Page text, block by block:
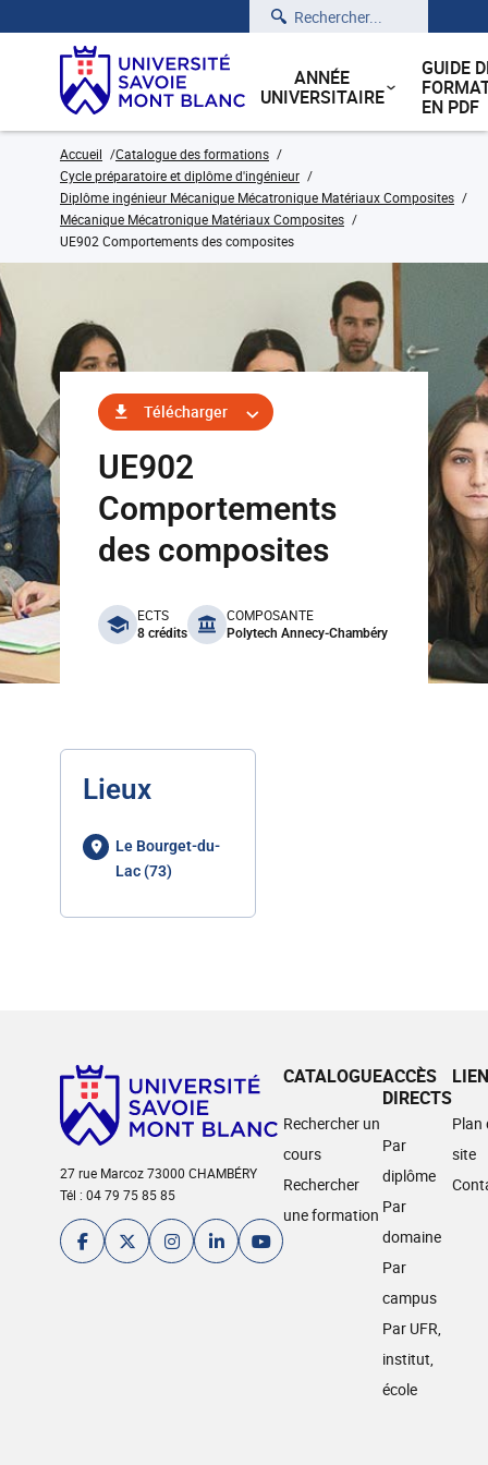
Rechercher
ANNÉE
UNIVERSITAIRE
GUIDE
EN PDF
Accueil
Catalogue des formations
Cycle préparatoire et diplôme d'ingénieur
Diplôme ingénieur Mécanique Mécatronique Matériaux Composites
Mécanique Mécatronique Matériaux Composites
UE902 Comportements des composites
Télécharger
UE902
Comportements
des composites
benefits
ECTS
8 crédits
COMPOSANTE
Polytech Annecy-Chambéry
Lieux
Le Bourget-du-
Lac (73)
27 rue Marcoz 73000 CHAMBÉRY
Tél : 04 79 75 85 85
CATALOGUE
Rechercher un
cours
Rechercher
une formation
ACCÈS
DIRECTS
Par
diplôme
Par
domaine
Par
campus
Par UFR,
institut,
école
Plan
site